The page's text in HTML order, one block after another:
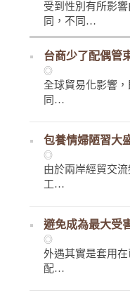
受到性別有所影
同，不同…
台商少了配偶管
◎
全球貿易化影響
同…
包養情婦陋習大
◎
由於兩岸經貿交
工…
避免成為最大受
◎
外遇其實是套用
配…